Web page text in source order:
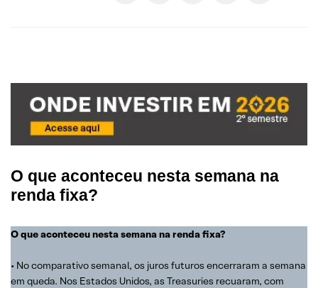
O que aconteceu nesta semana na
renda fixa?
O que aconteceu nesta semana na renda fixa?
• No comparativo semanal, os juros futuros encerraram a semana
em queda. Nos Estados Unidos, as Treasuries recuaram, com